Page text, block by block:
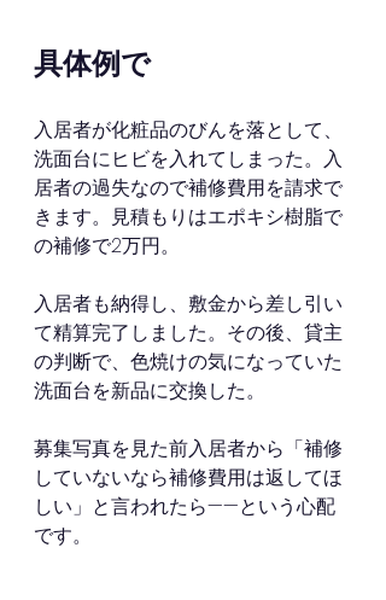
具体例で
入居者が化粧品のびんを落として、
洗面台にヒビを入れてしまった。入
居者の過失なので補修費用を請求で
きます。見積もりはエポキシ樹脂で
の補修で2万円。
入居者も納得し、敷金から差し引い
て精算完了しました。その後、貸主
の判断で、色焼けの気になっていた
洗面台を新品に交換した。
募集写真を見た前入居者から「補修
していないなら補修費用は返してほ
しい」と言われたら——という心配
です。